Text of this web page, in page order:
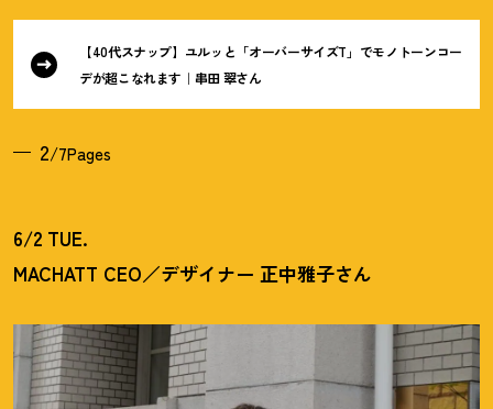
【40代スナップ】ユルッと「オーバーサイズT」でモノトーンコー
デが超こなれます｜串田 翠さん
2/7Pages
6/2 TUE.
MACHATT CEO／デザイナー 正中雅子さん